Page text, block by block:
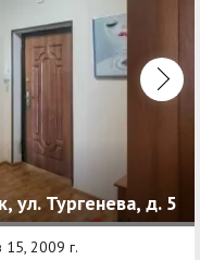
ул. Тургенева, д. 5
15, 2009 г.